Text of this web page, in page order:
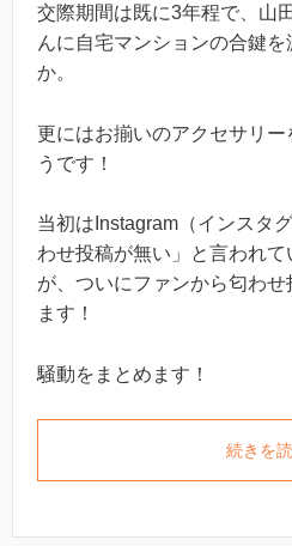
交際期間は既に3年程で、山
んに自宅マンションの合鍵
か。
更にはお揃いのアクセサリ
うです！
当初はInstagram（インスタ
わせ投稿が無い」と言われ
が、ついにファンから匂わ
ます！
騒動をまとめます！
続きを